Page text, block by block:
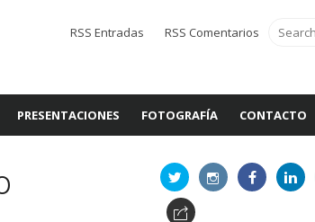
Search
for:
RSS Entradas RSS Comentarios
PRESENTACIONES FOTOGRAFÍA CONTACTO